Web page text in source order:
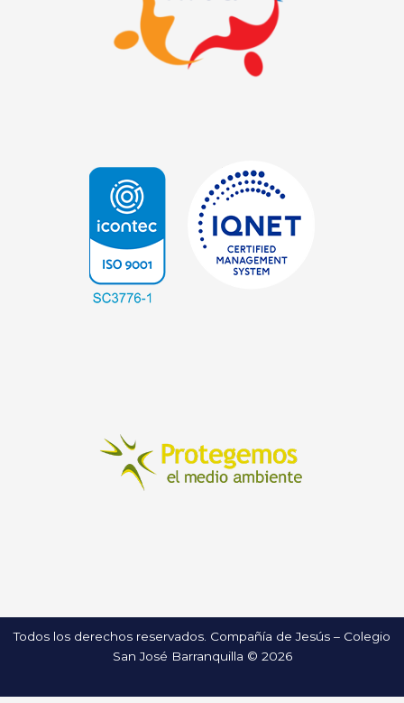
Todos los derechos reservados. Compañía de Jesús – Colegio
San José Barranquilla © 2026